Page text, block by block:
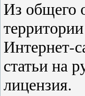
Из общего
Интернет-
статьи на
лицензия.